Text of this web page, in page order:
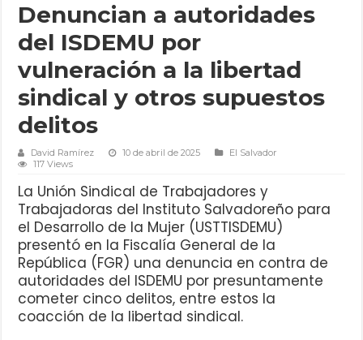
Denuncian a autoridades
del ISDEMU por
vulneración a la libertad
sindical y otros supuestos
delitos
David Ramírez 10 de abril de 2025
El Salvador
117 Views
La Unión Sindical de Trabajadores y
Trabajadoras del Instituto Salvadoreño para
el Desarrollo de la Mujer (USTTISDEMU)
presentó en la Fiscalía General de la
República (FGR) una denuncia en contra de
autoridades del ISDEMU por presuntamente
cometer cinco delitos, entre estos la
coacción de la libertad sindical.